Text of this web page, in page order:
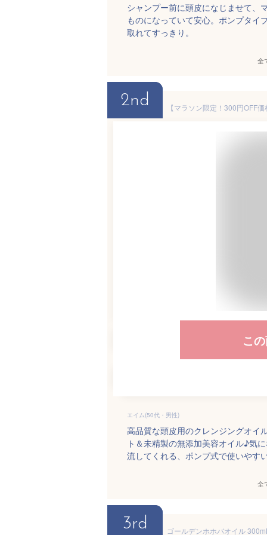
シャンプー前に頭皮になじませて、
ものになっていて安心。ポンプタイ
取れてすっきり。
全
2nd
こ
エイム(50代・男性)
高品質な頭皮用のクレンジングオイ
ト＆未精製の無添加美容オイル♪気
流してくれる、ポンプ式で使いやす
全
3rd